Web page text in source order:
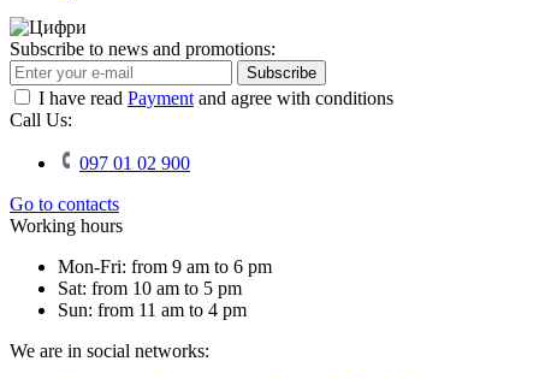
Subscribe to news and promotions:
Subscribe
I have read Payment and agree with conditions
Call Us:
097 01 02 900
Go to contacts
Working hours
Mon-Fri: from 9 am to 6 pm
Sat: from 10 am to 5 pm
Sun: from 11 am to 4 pm
We are in social networks: